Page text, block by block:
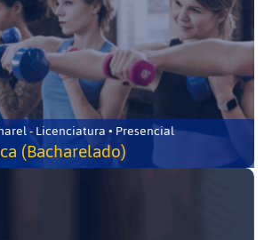
- Licenciatura • Presencial
(Bacharelado)